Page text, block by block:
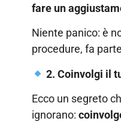
fare un
Niente panico: è
procedure, fa
2. Coinvolgi il
Ecco un segreto
ignorano: